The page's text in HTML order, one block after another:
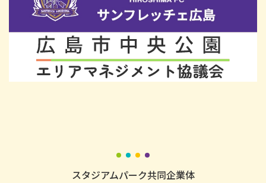
スタジアムパーク共同企業体